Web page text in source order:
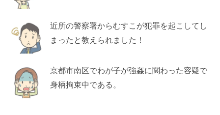
近所の警察署からむすこが犯罪を起こしてし
まったと教えられました！
京都市南区でわが子が強姦に関わった容疑で
身柄拘束中である。